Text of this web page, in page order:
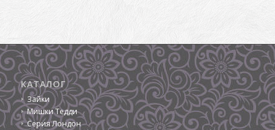
КАТАЛОГ
Зайки
Мишки Тедди
Серия Лондон